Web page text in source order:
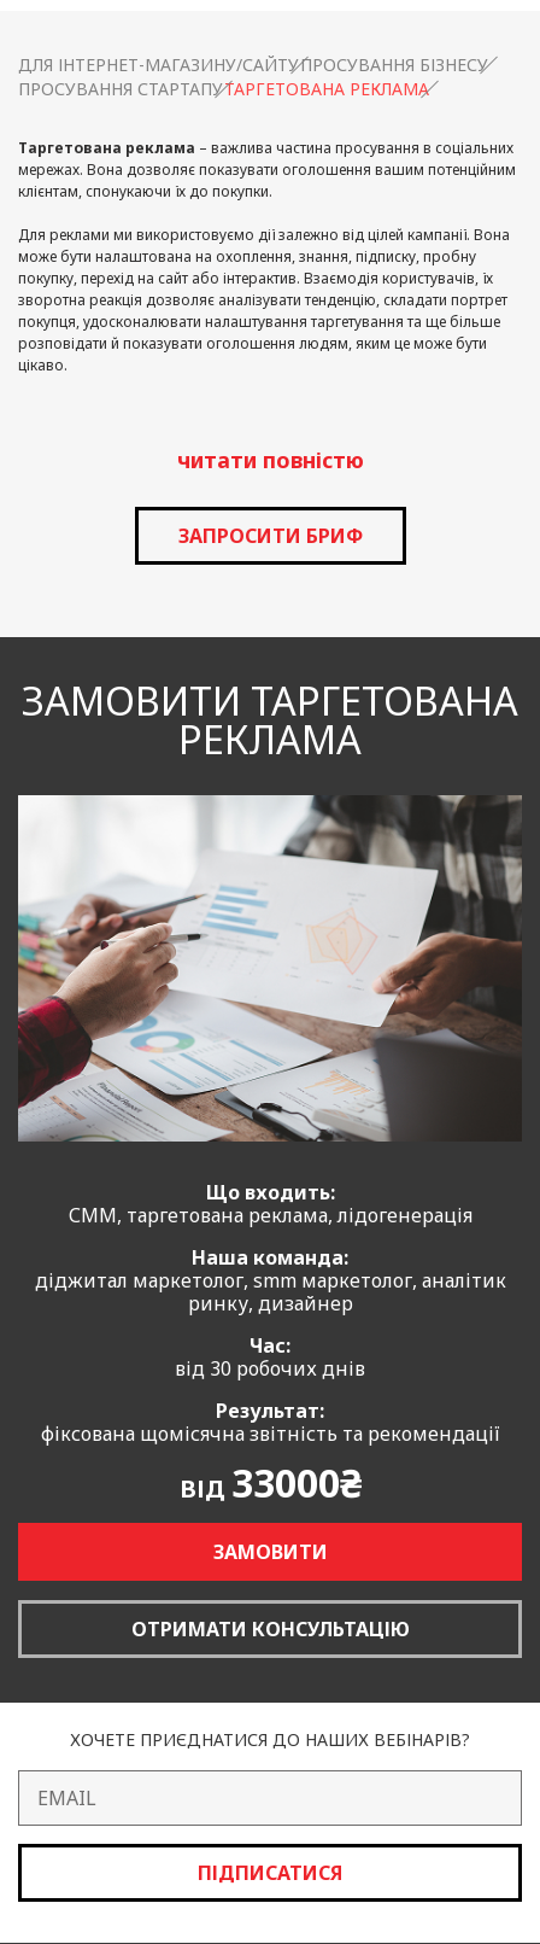
ДЛЯ ІНТЕРНЕТ-МАГАЗИНУ/САЙТУПРОСУВАННЯ БІЗНЕСУ
ПРОСУВАННЯ СТАРТАПУТАРГЕТОВАНА РЕКЛАМА
Таргетована реклама – важлива частина просування в соціальних
мережах. Вона дозволяє показувати оголошення вашим потенційним
клієнтам, спонукаючи їх до покупки.
Для реклами ми використовуємо дії залежно від цілей кампанії. Вона
може бути налаштована на охоплення, знання, підписку, пробну
покупку, перехід на сайт або інтерактив. Взаємодія користувачів, їх
зворотна реакція дозволяє аналізувати тенденцію, складати портрет
покупця, удосконалювати налаштування таргетування та ще більше
розповідати й показувати оголошення людям, яким це може бути
цікаво.
читати повністю
ЗАПРОСИТИ БРИФ
ЗАМОВИТИ ТАРГЕТОВАНА
РЕКЛАМА
Що входить:
СММ, таргетована реклама, лідогенерація
Наша команда:
діджитал маркетолог, smm маркетолог, аналітик
ринку, дизайнер
Час:
від 30 робочих днів
Результат:
фіксована щомісячна звітність та рекомендації
ВІД 33000₴
ЗАМОВИТИ
ОТРИМАТИ КОНСУЛЬТАЦІЮ
ХОЧЕТЕ ПРИЄДНАТИСЯ ДО НАШИХ ВЕБІНАРІВ?
ПІДПИСАТИСЯ